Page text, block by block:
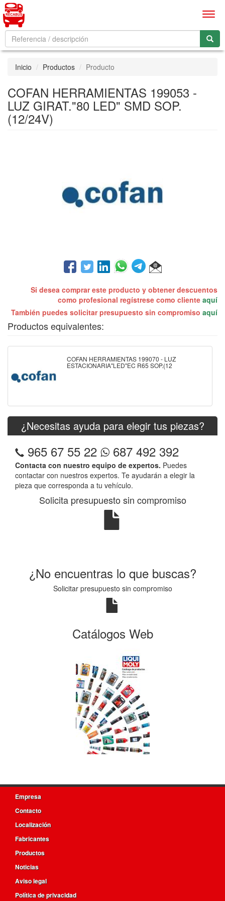
Inicio Productos Producto
COFAN HERRAMIENTAS 199053 -
LUZ GIRAT."80 LED" SMD SOP.
(12/24V)
Si desea comprar este producto y obtener descuentos
como profesional regístrese como cliente aquí
También puedes solicitar presupuesto sin compromiso aquí
Productos equivalentes:
COFAN HERRAMIENTAS 199070 - LUZ
ESTACIONARIA"LED"EC R65 SOP.(12
¿Necesitas ayuda para elegir tus piezas?
965 67 55 22 687 492 392
Contacta con nuestro equipo de expertos. Puedes
contactar con nuestros expertos. Te ayudarán a elegir la
pieza que corresponda a tu vehículo.
Solicita presupuesto sin compromiso
¿No encuentras lo que buscas?
Solicitar presupuesto sin compromiso
Catálogos Web
Empresa
Contacto
Localización
Fabricantes
Productos
Noticias
Aviso legal
Política de privacidad